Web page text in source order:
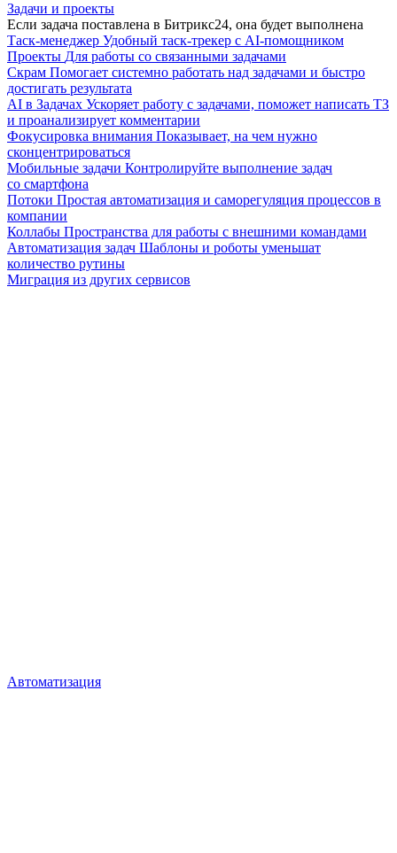
Задачи и проекты
Если задача поставлена в Битрикс24, она будет выполнена
Таск-менеджер Удобный таск-трекер с AI-помощником
Проекты Для работы со связанными задачами
Скрам Помогает системно работать над задачами и быстро
достигать результата
AI в Задачах Ускоряет работу с задачами, поможет написать ТЗ
и проанализирует комментарии
Фокусировка внимания Показывает, на чем нужно
сконцентрироваться
Мобильные задачи Контролируйте выполнение задач
со смартфона
Потоки Простая автоматизация и саморегуляция процессов в
компании
Коллабы Пространства для работы с внешними командами
Автоматизация задач Шаблоны и роботы уменьшат
количество рутины
Миграция из других сервисов
Автоматизация